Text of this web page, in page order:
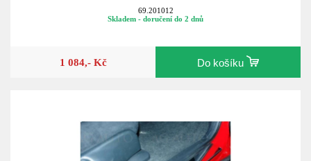
69.201012
Skladem - doručení do 2 dnů
1 084,- Kč Do košíku